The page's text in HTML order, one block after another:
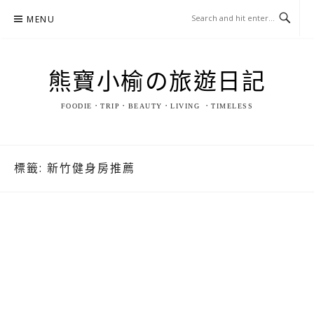
MENU
熊寶小榆の旅遊日記
FOODIE．TRIP．BEAUTY．LIVING ．TIMELESS
標籤: 新竹健身房推薦